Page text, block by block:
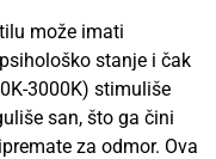
može imati
stanje i čak
3000K) stimuliše
san, što ga čini
za odmor. Ova